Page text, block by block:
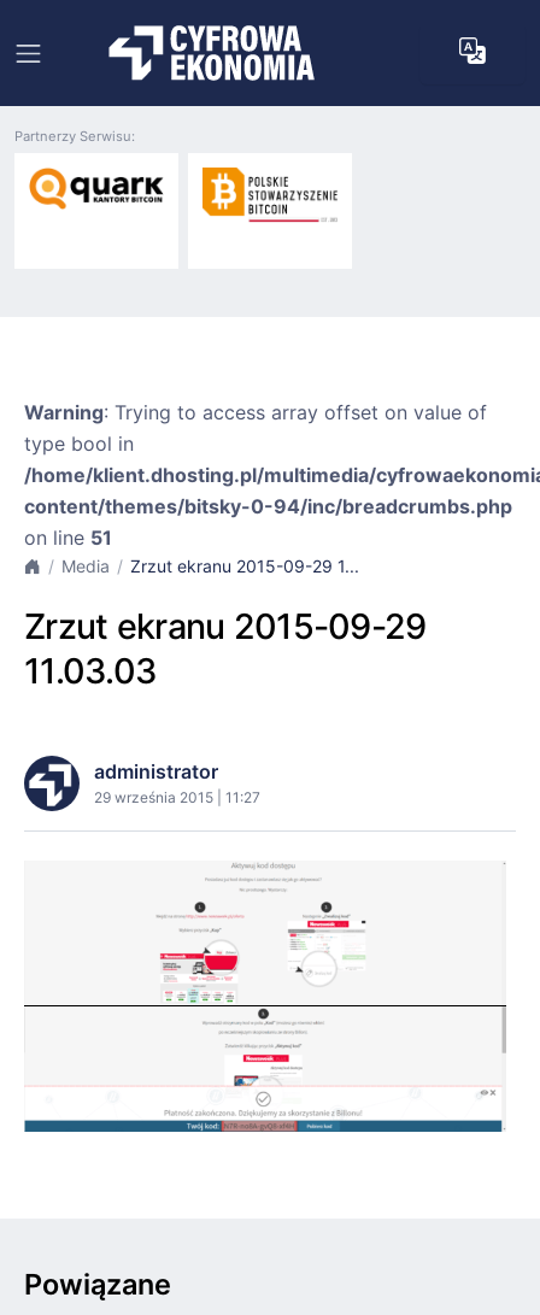
Partnerzy Serwisu:
Warning: Trying to access array offset on value of
type bool in
/home/klient.dhosting.pl/multimedia/
content/themes/bitsky-0-94/inc/breadcrumbs.php
on line 51
Media Zrzut ekranu 2015-09-29 1...
Zrzut ekranu 2015-09-29
11.03.03
administrator
29 września 2015 | 11:27
Powiązane